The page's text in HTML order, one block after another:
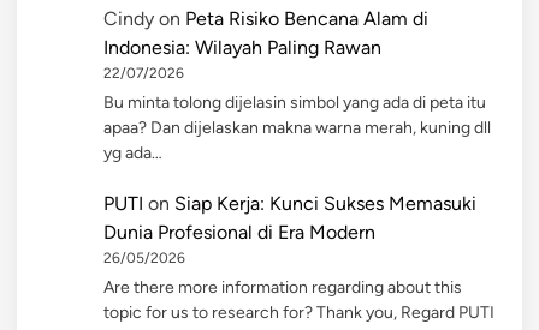
Cindy on Peta Risiko Bencana Alam di
Indonesia: Wilayah Paling Rawan
22/07/2026
Bu minta tolong dijelasin simbol yang ada di peta itu
apaa? Dan dijelaskan makna warna merah, kuning dll
yg ada…
PUTI on Siap Kerja: Kunci Sukses Memasuki
Dunia Profesional di Era Modern
26/05/2026
Are there more information regarding about this
topic for us to research for? Thank you, Regard PUTI